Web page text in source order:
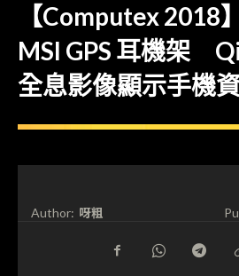
【Computex 2018
MSI GPS 耳機架
全息影像顯示手機
Author: 呀粗